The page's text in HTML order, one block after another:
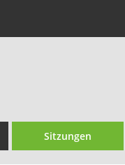
Sitzungen